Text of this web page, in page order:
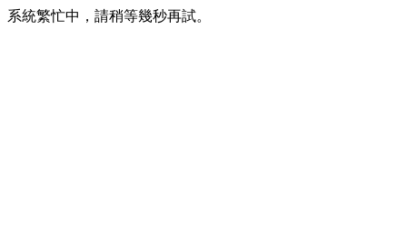
系統繁忙中，請稍等幾秒再試。